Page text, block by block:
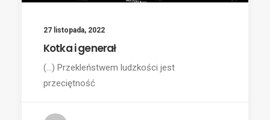
27 listopada, 2022
Kotka i generał
(...) Przekleństwem ludzkości jest
przeciętność